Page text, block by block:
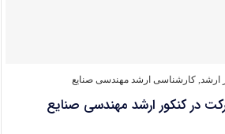
ارشد, کارشناسی ارشد مهندسی صنایع
در کنکور ارشد مهندسی صنایع